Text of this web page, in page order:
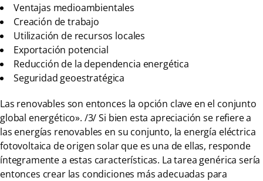
Ventajas medioambientales
Creación de trabajo
Utilización de recursos locales
Exportación potencial
Reducción de la dependencia energética
Seguridad geoestratégica
Las renovables son entonces la opción clave en el conjunto
global energético». /3/ Si bien esta apreciación se refiere a
las energías renovables en su conjunto, la energía eléctrica
fotovoltaica de origen solar que es una de ellas, responde
íntegramente a estas características. La tarea genérica sería
entonces crear las condiciones más adecuadas para